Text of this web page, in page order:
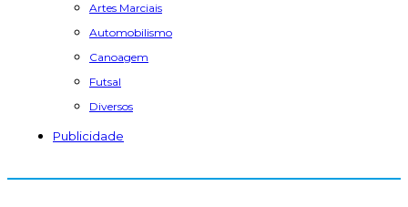
Artes Marciais
Automobilismo
Canoagem
Futsal
Diversos
Publicidade